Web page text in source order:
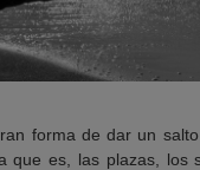
forma de dar un
que es, las plazas,